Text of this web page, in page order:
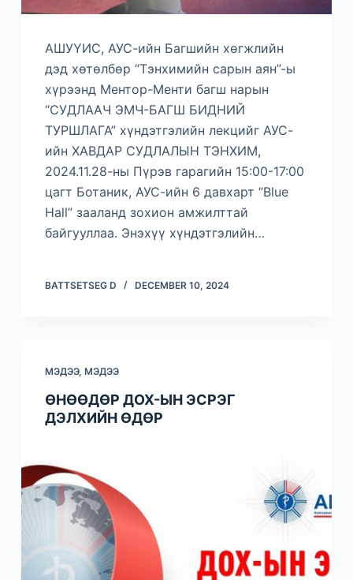
АШУҮИС, АУС-ийн Багшийн хөгжлийн
дэд хөтөлбөр “Тэнхимийн сарын аян”-ы
хүрээнд Ментор-Менти багш нарын
“СУДЛААЧ ЭМЧ-БАГШ БИДНИЙ
ТУРШЛАГА” хүндэтгэлийн лекцийг АУС-
ийн ХАВДАР СУДЛАЛЫН ТЭНХИМ,
2024.11.28-ны Пүрэв гарагийн 15:00-17:00
цагт Ботаник, АУС-ийн 6 давхарт “Blue
Hall” зааланд зохион амжилттай
байгууллаа. Энэхүү хүндэтгэлийн…
BATTSETSEG D DECEMBER 10, 2024
МЭДЭЭ, МЭДЭЭ
ӨНӨӨДӨР ДОХ-ЫН ЭСРЭГ
ДЭЛХИЙН ӨДӨР